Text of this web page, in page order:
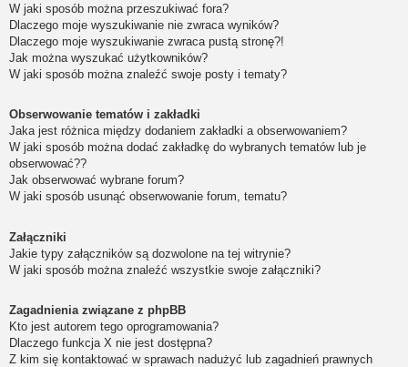
W jaki sposób można przeszukiwać fora?
Dlaczego moje wyszukiwanie nie zwraca wyników?
Dlaczego moje wyszukiwanie zwraca pustą stronę?!
Jak można wyszukać użytkowników?
W jaki sposób można znaleźć swoje posty i tematy?
Obserwowanie tematów i zakładki
Jaka jest różnica między dodaniem zakładki a obserwowaniem?
W jaki sposób można dodać zakładkę do wybranych tematów lub je
obserwować??
Jak obserwować wybrane forum?
W jaki sposób usunąć obserwowanie forum, tematu?
Załączniki
Jakie typy załączników są dozwolone na tej witrynie?
W jaki sposób można znaleźć wszystkie swoje załączniki?
Zagadnienia związane z phpBB
Kto jest autorem tego oprogramowania?
Dlaczego funkcja X nie jest dostępna?
Z kim się kontaktować w sprawach nadużyć lub zagadnień prawnych